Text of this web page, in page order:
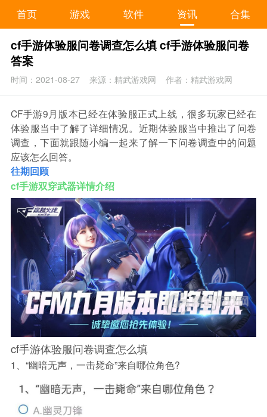
首页 游戏 软件 资讯 合集
cf手游体验服问卷调查怎么填 cf手游体验服问卷
答案
时间：2021-08-27 来源：精武游戏网 作者：精武游戏网
CF手游9月版本已经在体验服正式上线，很多玩家已经在
体验服当中了解了详细情况。近期体验服当中推出了问卷
调查，下面就跟随小编一起来了解一下问卷调查中的问题
应该怎么回答。
往期回顾
cf手游双穿武器详情介绍
cf手游体验服问卷调查怎么填
1、“幽暗无声，一击毙命”来自哪位角色?